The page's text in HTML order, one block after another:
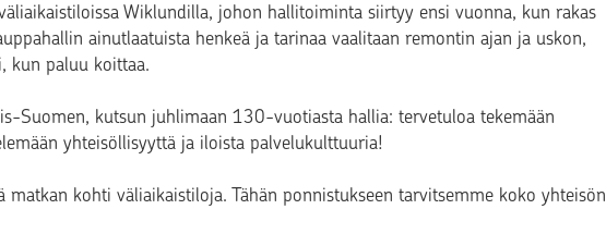
Wiklundilla, johon hallitoiminta siirtyy ensi vuonna, kun rakas
ainutlaatuista henkeä ja tarinaa vaalitaan remontin ajan ja uskon,
kun paluu koittaa.
Suomen, kutsun juhlimaan 130-vuotiasta hallia: tervetuloa tekemään
yhteisöllisyyttä ja iloista palvelukulttuuria!
matkan kohti väliaikaistiloja. Tähän ponnistukseen tarvitsemme koko yhteisön